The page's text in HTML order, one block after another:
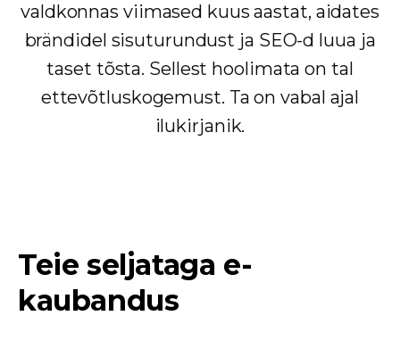
valdkonnas viimased kuus aastat, aidates
brändidel sisuturundust ja SEO-d luua ja
taset tõsta. Sellest hoolimata on tal
ettevõtluskogemust. Ta on vabal ajal
ilukirjanik.
Teie seljataga e-
kaubandus